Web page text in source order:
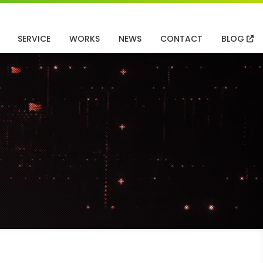
SERVICE WORKS NEWS CONTACT BLOG